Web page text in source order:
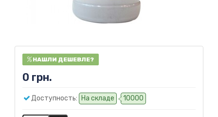
НАШЛИ ДЕШЕВЛЕ?
0 грн.
Доступность: На складе 10000